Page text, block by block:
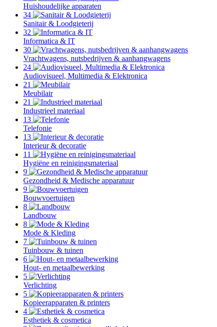
Huishoudelijke apparaten
34
Sanitair & Loodgieterij
32
Informatica & IT
30
Vrachtwagens, nutsbedrijven & aanhangwagens
24
Audiovisueel, Multimedia & Elektronica
21
Meubilair
21
Industrieel materiaal
13
Telefonie
13
Interieur & decoratie
11
Hygiëne en reinigingsmateriaal
9
Gezondheid & Medische apparatuur
9
Bouwvoertuigen
8
Landbouw
8
Mode & Kleding
7
Tuinbouw & tuinen
6
Hout- en metaalbewerking
5
Verlichting
5
Kopieerapparaten & printers
4
Esthetiek & cosmetica